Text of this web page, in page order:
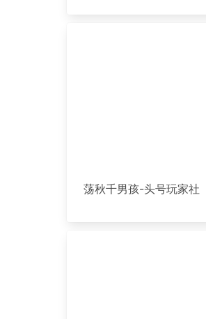
荡秋千男孩-头号玩家社